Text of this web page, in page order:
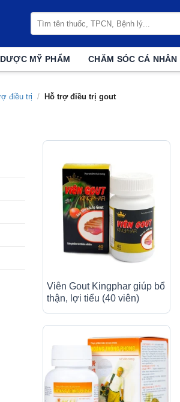
kiếm:
DƯỢC MỸ PHẨM CHĂM SÓC CÁ NHÂN
điều trị / Hỗ trợ điều trị gout
Viên Gout Kingphar giúp bổ
thận, lợi tiểu (40 viên)